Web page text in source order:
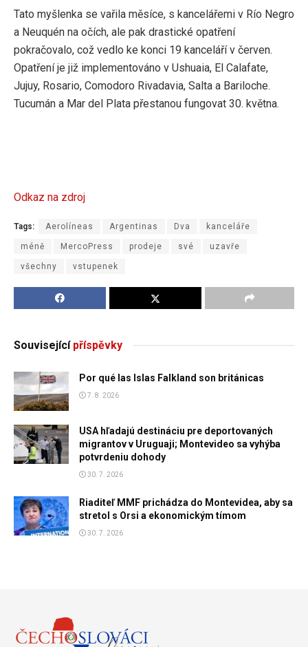
Tato myšlenka se vařila měsíce, s kancelářemi v Río Negro
a Neuquén na očích, ale pak drastické opatření
pokračovalo, což vedlo ke konci 19 kanceláří v červen.
Opatření je již implementováno v Ushuaia, El Calafate,
Jujuy, Rosario, Comodoro Rivadavia, Salta a Bariloche.
Tucumán a Mar del Plata přestanou fungovat 30. května.
Odkaz na zdroj
Tags: Aerolíneas Argentinas Dva kanceláře
méně MercoPress prodeje své uzavře
všechny vstupenek
Souvisejícípříspěvky
Por qué las Islas Falkland son británicas
7. 8. 2026
USA hľadajú destináciu pre deportovaných
migrantov v Uruguaji; Montevideo sa vyhýba
potvrdeniu dohody
30. 7. 2026
Riaditeľ MMF prichádza do Montevidea, aby sa
stretol s Orsi a ekonomickým tímom
30. 7. 2026